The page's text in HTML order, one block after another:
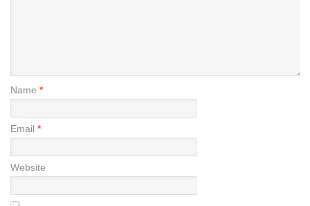
Name *
Email *
Website